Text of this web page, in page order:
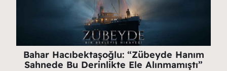
Bahar Hacıbektaşoğlu: “Zübeyde Hanım
Sahnede Bu Derinlikte Ele Alınmamıştı”